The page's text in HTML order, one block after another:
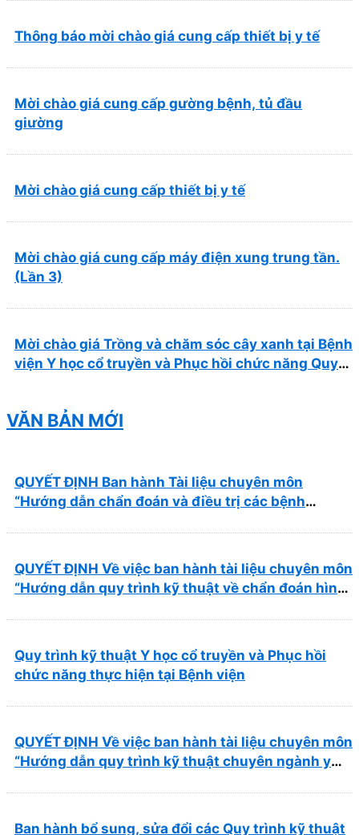
Thông báo mời chào giá cung cấp thiết bị y tế
Mời chào giá cung cấp gường bệnh, tủ đầu
giường
Mời chào giá cung cấp thiết bị y tế
Mời chào giá cung cấp máy điện xung trung tần.
(Lần 3)
Mời chào giá Trồng và chăm sóc cây xanh tại Bệnh
viện Y học cổ truyền và Phục hồi chức năng Quy
VĂN BẢN MỚI
QUYẾT ĐỊNH Ban hành Tài liệu chuyên môn
“Hướng dẫn chẩn đoán và điều trị các bệnh
hồi chức năng Quy Nhơn”
QUYẾT ĐỊNH Về việc ban hành tài liệu chuyên môn
“Hướng dẫn quy trình kỹ thuật về chẩn đoán hình
Quy trình kỹ thuật Y học cổ truyền và Phục hồi
chức năng thực hiện tại Bệnh viện
QUYẾT ĐỊNH Về việc ban hành tài liệu chuyên môn
“Hướng dẫn quy trình kỹ thuật chuyên ngành y
Ban hành bổ sung, sửa đổi các Quy trình kỹ thuật